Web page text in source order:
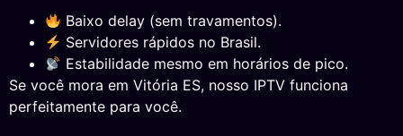
Baixo delay (sem travamentos).
Servidores rápidos no Brasil.
Estabilidade mesmo em horários de pico.
Se você mora em Vitória ES, nosso IPTV funciona
perfeitamente para você.